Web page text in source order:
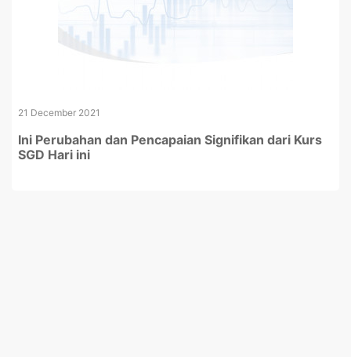
21 December 2021
Ini Perubahan dan Pencapaian Signifikan dari Kurs
SGD Hari ini